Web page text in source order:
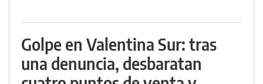
Golpe en Valentina Sur: tras
una denuncia, desbaratan